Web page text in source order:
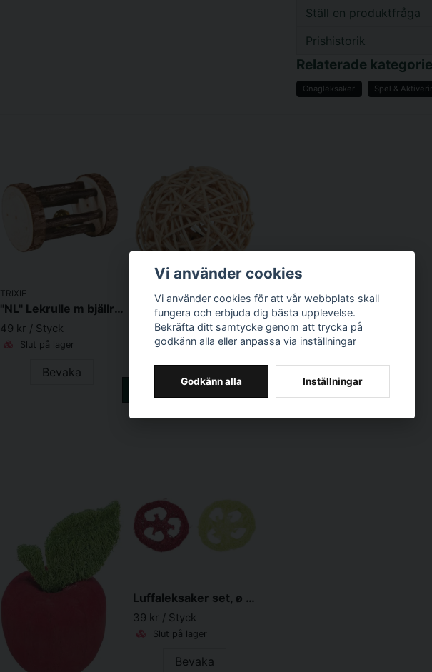
Ställ en produktfråga
question
Prishistorik
Relaterade
Gnagleksaker Spel &
TRIXIE
"NL" Lekrulle m bjällra 7x5cm
49 kr / Styck
Slut på lager
Bevaka
TRIXIE SVERIGE AB
Pilboll med bjällra 4 cm
22 kr / Styck
LÄGG I VARUKORGEN
Luffaleksaker set, ø 6cm, 2 st.
39 kr / Styck
Slut på lager
Bevaka
Vi använder cookies
Vi använder cookies för att vår webbplats skall
fungera och erbjuda dig bästa upplevelse.
Bekräfta ditt samtycke genom att trycka på
godkänn alla eller anpassa via inställningar
Godkänn alla Inställningar